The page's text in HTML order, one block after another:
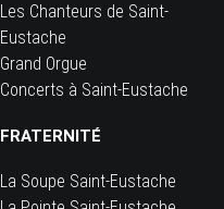
Les Chanteurs de Saint-
Eustache
Grand Orgue
Concerts à Saint-Eustache
FRATERNITÉ
La Soupe Saint-Eustache